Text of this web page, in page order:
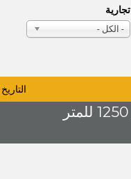
تجارية
- الكل -
التاريخ